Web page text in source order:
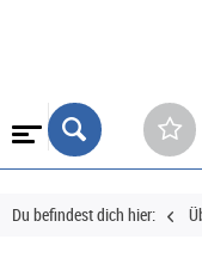
Du befindest dich hier: